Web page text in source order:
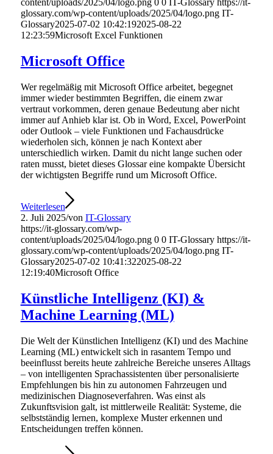
glossary.com/wp-content/uploads/2025/04/logo.png IT-
Glossary2025-07-02 10:42:192025-08-22
12:23:59Microsoft Excel Funktionen
Microsoft Office
Wer regelmäßig mit Microsoft Office arbeitet, begegnet
immer wieder bestimmten Begriffen, die einem zwar
vertraut vorkommen, deren genaue Bedeutung aber nicht
immer auf Anhieb klar ist. Ob in Word, Excel, PowerPoint
oder Outlook – viele Funktionen und Fachausdrücke
wiederholen sich, können je nach Kontext aber
unterschiedlich wirken. Damit du nicht lange suchen oder
raten musst, bietet dieses Glossar eine kompakte Übersicht
der wichtigsten Begriffe rund um Microsoft Office.
Weiterlesen
2. Juli 2025/von IT-Glossary
https://it-glossary.com/wp-
content/uploads/2025/04/logo.png 0 0 IT-Glossary https://it-
glossary.com/wp-content/uploads/2025/04/logo.png IT-
Glossary2025-07-02 10:41:322025-08-22
12:19:40Microsoft Office
Künstliche Intelligenz (KI) &
Machine Learning (ML)
Die Welt der Künstlichen Intelligenz (KI) und des Machine
Learning (ML) entwickelt sich in rasantem Tempo und
beeinflusst bereits heute zahlreiche Bereiche unseres Alltags
– von intelligenten Sprachassistenten über personalisierte
Empfehlungen bis hin zu autonomen Fahrzeugen und
medizinischen Diagnoseverfahren. Was einst als
Zukunftsvision galt, ist mittlerweile Realität: Systeme, die
selbstständig lernen, komplexe Muster erkennen und
Entscheidungen treffen können.